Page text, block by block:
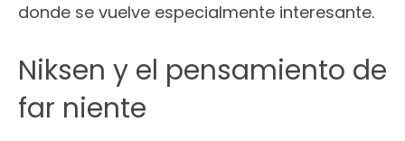
donde se vuelve especialmente interesante.
Niksen y el pensamiento de
far niente